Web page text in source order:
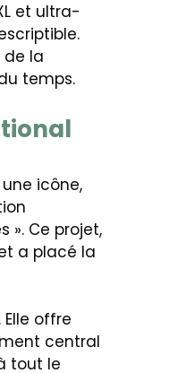
et ultra-
de la
temps.
icône,
». Ce projet,
a placé la
. Elle offre
central
tout le